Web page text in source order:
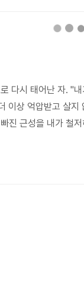
다시 태어난 자. "내
이상 억압받고 살지
진 근성을 내가 철